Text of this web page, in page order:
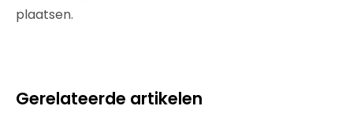
plaatsen.
Gerelateerde artikelen